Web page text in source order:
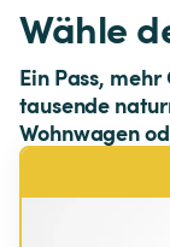
Wähle
Ein Pass,
tausende
Wohnwagen